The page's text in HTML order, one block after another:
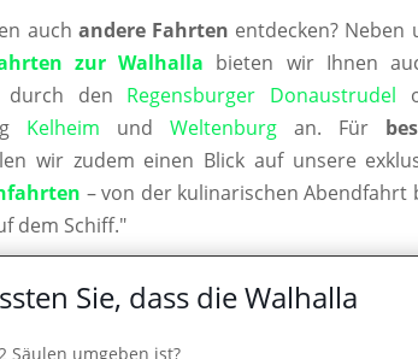
auch andere Fahrten entdecken? Neben
zur Walhalla bieten wir Ihnen
durch den Regensburger Donaustrudel
Kelheim undWeltenburg an. Für
wir zudem einen Blick auf unsere
– von der kulinarischen Abendfahrt
dem Schiff."
Sie, dass die Walhalla
Säulen umgeben ist?